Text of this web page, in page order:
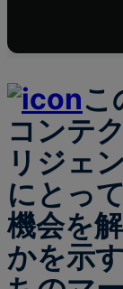
こ
コンテ
リジェ
にとっ
機会を
かを示